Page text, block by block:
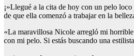
¡»Llegué a la cita de hoy con un pelo
de que ella comenzó a trabajar en la
«La maravillosa Nicole arregló mi
con mi pelo. Si estás buscando una